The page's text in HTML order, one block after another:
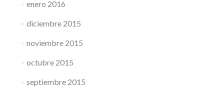
enero 2016
diciembre 2015
noviembre 2015
octubre 2015
septiembre 2015